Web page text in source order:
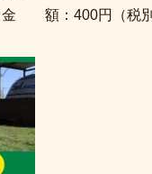
額：400円（税別